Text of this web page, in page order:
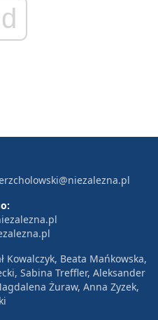
Kowalczyk, Beata Mańkowska,
Sabina Treffler, Aleksander
Żuraw, Anna Zyzek,